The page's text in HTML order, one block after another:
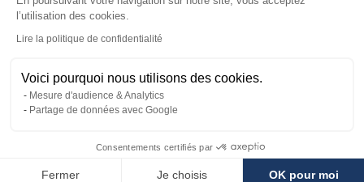
l’utilisation des cookies.
Lire la politique de confidentialité
Voici pourquoi nous utilisons des cookies.
Mesure d'audience & Analytics
Partage de données avec Google
Consentements certifiés par
Fermer Je choisis OK pour moi
Axeptio consent
sécurisé